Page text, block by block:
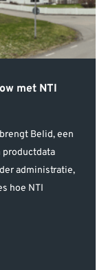
met NTI
Belid, een
productdata
administratie,
hoe NTI